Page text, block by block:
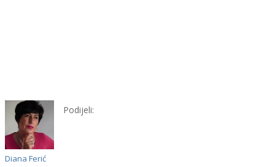
Diana Ferić
Podijeli: